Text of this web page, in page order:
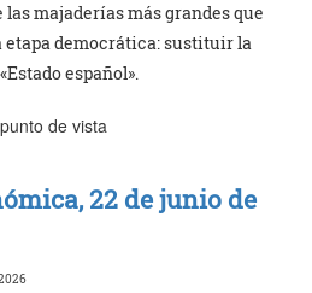
las majaderías más grandes que
etapa democrática: sustituir la
español».
de vista
22 de junio de